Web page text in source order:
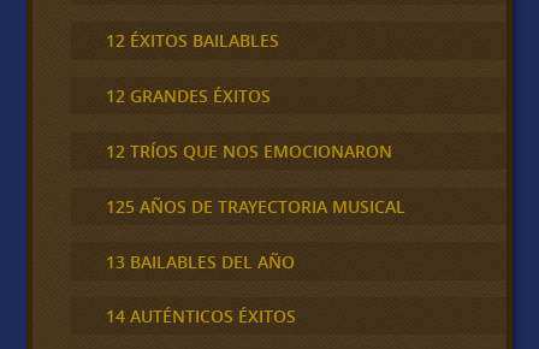
12 ÉXITOS BAILABLES
12 GRANDES ÉXITOS
12 TRÍOS QUE NOS EMOCIONARON
125 AÑOS DE TRAYECTORIA MUSICAL
13 BAILABLES DEL AÑO
14 AUTÉNTICOS ÉXITOS